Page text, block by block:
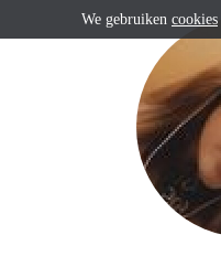
We gebruiken cookies